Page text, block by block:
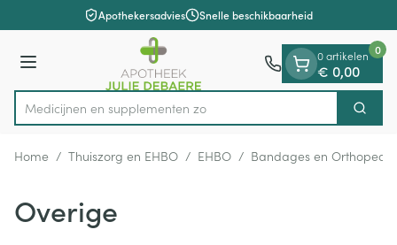
Ga naar de inhoudApothekersadvies Snelle beschikbaarheid
Menu
Product, merk, categorie...
Medicijn Zoek
0 artikelen
€ 0,00
0
Home / Thuiszorg en EHBO / EHBO / Bandages en
Overige